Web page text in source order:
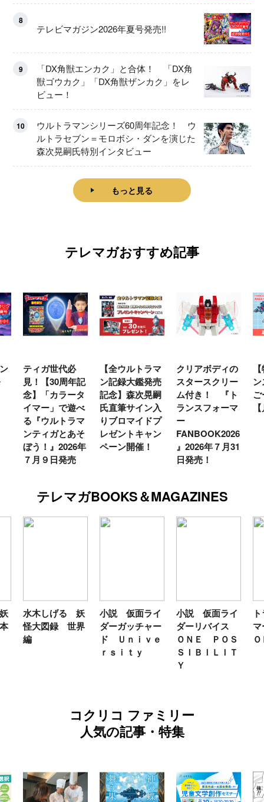
8
テレビマガジン2026年夏号発売!!
9
「DX角獣エンカク」と合体！ 「DX角
獣ゴウカク」「DX角獣ザンカク」をレ
ビュー！
10
ウルトラマンシリーズ60周年記念！ ウ
ルトラセブン＝モロボシ・ダンを演じた
森次晃嗣氏特別インタビュー
もっと見る
テレマガおすすめ記事
ティガ世代必
見！【30周年記
念】「カラータ
イマー」で遊べ
る『ウルトラマ
ンティガとあそ
ぼう！』2026年
７月９日発売
【全ウルトラマ
ン記録大鑑発売
記念】森次晃嗣
氏直筆サイン入
りブロマイドプ
レゼントキャン
ペーン開催！
クリアボディの
スタースクリー
ム付き！ 『ト
ランスフォーマ
ー
FANBOOK2026
』2026年７月31
日発売！
テレマガBOOKS＆MAGAZINES
水木しげる 妖
怪大図録 世界
編
小説 仮面ライ
ダーガッチャー
ド Ｕｎｉｖｅ
ｒｓｉｔｙ
小説 仮面ライ
ダーリバイス
ＯＮＥ ＰＯＳ
ＳＩＢＩＬＩＴ
Ｙ
コクリコ ファミリー
人気の記事・特集